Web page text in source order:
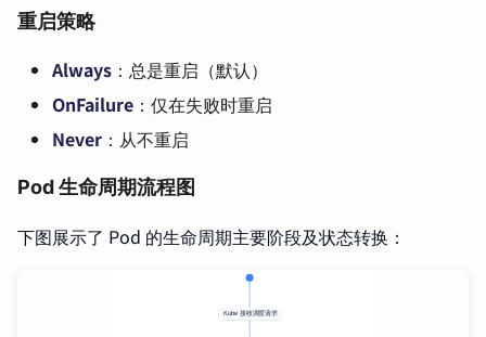
重启策略
Always ：总是重启（默认）
OnFailure ：仅在失败时重启
Never ：从不重启
Pod 生命周期流程图
下图展示了 Pod 的生命周期主要阶段及状态转换：